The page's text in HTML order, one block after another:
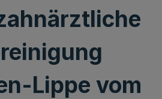
Lippe vom